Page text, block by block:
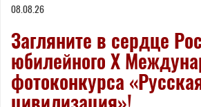
here
08.08.26
Загляните в сердце
юбилейного X
фотоконкурса